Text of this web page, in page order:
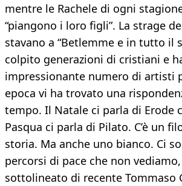
mentre le Rachele di ogni
“piangono i loro figli”. La strage
stavano a “Betlemme e in tutto il
colpito generazioni di cristiani e
impressionante numero di artisti
epoca vi ha trovato una
tempo. Il Natale ci parla di Erode
Pasqua ci parla di Pilato. C’è un
storia. Ma anche uno bianco. Ci
percorsi di pace che non
sottolineato di recente Tommaso